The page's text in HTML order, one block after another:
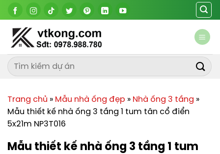
Chuyển
đến
dung
Trang chủ » Mẫu nhà ống đẹp » Nhà ống 3 tầng »
Mẫu thiết kế nhà ống 3 tầng 1 tum tân cổ điển
5x21m NP3T016
Mẫu thiết kế nhà ống 3 tầng 1 tum